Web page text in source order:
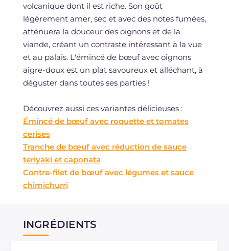
volcanique dont il est riche. Son goût
légèrement amer, sec et avec des notes fumées,
atténuera la douceur des oignons et de la
viande, créant un contraste intéressant à la vue
et au palais. L'émincé de bœuf avec oignons
aigre-doux est un plat savoureux et alléchant, à
déguster dans toutes ses parties !
Découvrez aussi ces variantes délicieuses :
Émincé de bœuf avec roquette et tomates
cerises
Tranche de bœuf avec réduction de sauce
teriyaki et caponata
Contre-filet de bœuf avec légumes et sauce
chimichurri
INGRÉDIENTS